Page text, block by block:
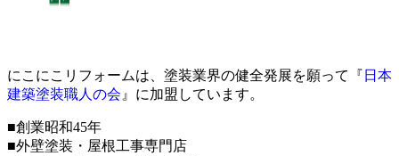
にこにこリフォームは、塗装業界の健全発展を願って『 日本
建築塗装職人の会 』に加盟しています。
■創業昭和45年
■外壁塗装・屋根工事専門店